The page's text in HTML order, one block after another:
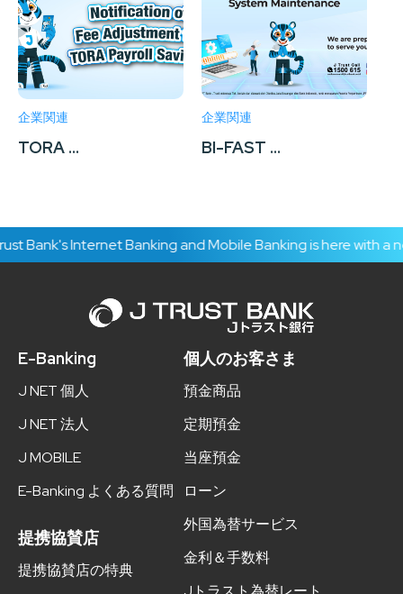
企業関連
TORA ...
企業関連
BI-FAST ...
Bank's Internet Banking and Mobile Banking is here with a
E-Banking
J NET 個人
J NET 法人
J MOBILE
E-Banking よくある質問
提携協賛店
提携協賛店の特典
個人のお客さま
預金商品
定期預金
当座預金
ローン
外国為替サービス
金利＆手数料